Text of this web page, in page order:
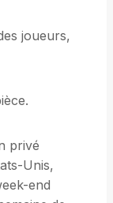
joueurs,
privé
Unis,
end